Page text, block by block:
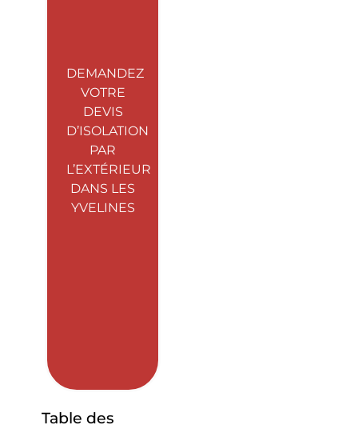
DEMANDEZ
VOTRE
DEVIS
D’ISOLATION
PAR
L’EXTÉRIEUR
DANS LES
YVELINES
Table des